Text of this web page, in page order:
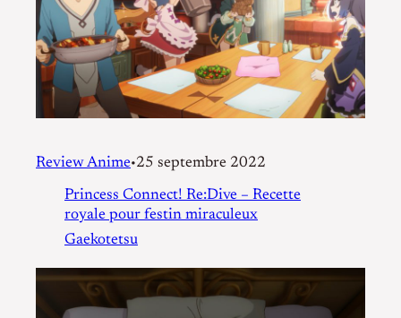
Review Anime•25 septembre 2022
Princess Connect! Re:Dive – Recette
royale pour festin miraculeux
Gaekotetsu